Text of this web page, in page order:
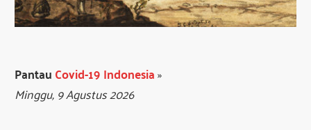
PantauCovid-19 Indonesia»
Minggu, 9 Agustus 2026